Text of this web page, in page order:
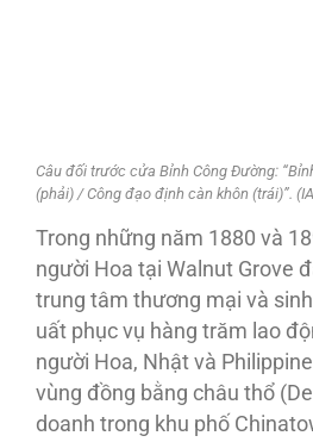
Câu đối trước cửa Bỉnh Công Đường:
(phải) / Công đạo định càn khôn (trái)”.
Trong những năm 1880 và
người Hoa tại Walnut Grove
trung tâm thương mại và
uất phục vụ hàng trăm lao
người Hoa, Nhật và
vùng đồng bằng châu thổ
doanh trong khu phố